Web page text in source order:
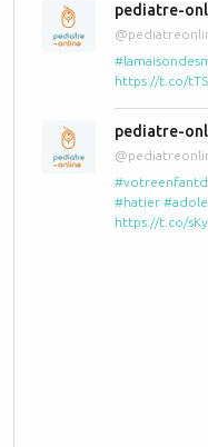
pediatre-
https://t.co/
pediatre-
#hatier
https://t.co/